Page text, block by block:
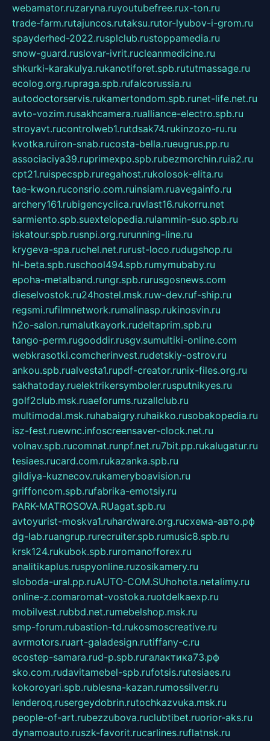
webamator.ruzaryna.ruyoutubefree.rux-ton.ru
trade-farm.rutajuncos.rutaksu.rutor-lyubov-i-grom.ru
spayderhed-2022.rusplclub.rustoppamedia.ru
snow-guard.ruslovar-ivrit.rucleanmedicine.ru
shkurki-karakulya.rukanotiforet.spb.rututmassage.ru
ecolog.org.rupraga.spb.rufalcorussia.ru
autodoctorservis.rukamertondom.spb.runet-life.net.ru
avto-vozim.rusakhcamera.rualliance-electro.spb.ru
stroyavt.rucontrolweb1.rutdsak74.rukinzozo-ru.ru
kvotka.ruiron-snab.rucosta-bella.rueugrus.pp.ru
associaciya39.ruprimexpo.spb.rubezmorchin.ruia2.ru
cpt21.ruispecspb.ruregahost.rukolosok-elita.ru
tae-kwon.ruconsrio.com.ruinsiam.ruavegainfo.ru
archery161.rubigencyclica.ruvlast16.rukorru.net
sarmiento.spb.suextelopedia.rulammin-suo.spb.ru
iskatour.spb.rusnpi.org.rurunning-line.ru
krygeva-spa.ruchel.net.rurust-loco.rudugshop.ru
hl-beta.spb.ruschool494.spb.rumymubaby.ru
epoha-metalband.rungr.spb.rurusgosnews.com
dieselvostok.ru24hostel.msk.ruw-dev.ruf-ship.ru
regsmi.rufilmnetwork.rumalinasp.rukinosvin.ru
h2o-salon.rumalutkayork.rudeltaprim.spb.ru
tango-perm.rugooddir.rusgv.sumultiki-online.com
webkrasotki.comcherinvest.rudetskiy-ostrov.ru
ankou.spb.rualvesta1.rupdf-creator.runix-files.org.ru
sakhatoday.ruelektrikersymboler.rusputnikyes.ru
golf2club.msk.ruaeforums.ruzallclub.ru
multimodal.msk.ruhabaigry.ruhaikko.rusobakopedia.ru
isz-fest.ruewnc.infoscreensaver-clock.net.ru
volnav.spb.rucomnat.runpf.net.ru7bit.pp.rukalugatur.ru
tesiaes.rucard.com.rukazanka.spb.ru
gildiya-kuznecov.rukameryboavision.ru
griffoncom.spb.rufabrika-emotsiy.ru
PARK-MATROSOVA.RUagat.spb.ru
avtoyurist-moskva1.ruhardware.org.ruсхема-авто.рф
dg-lab.ruangrup.rurecruiter.spb.rumusic8.spb.ru
krsk124.rukubok.spb.ruromanofforex.ru
analitikaplus.ruspyonline.ruzosikamery.ru
sloboda-ural.pp.ruAUTO-COM.SUhohota.netalimy.ru
online-z.comaromat-vostoka.ruotdelkaexp.ru
mobilvest.rubbd.net.rumebelshop.msk.ru
smp-forum.rubastion-td.rukosmoscreative.ru
avrmotors.ruart-galadesign.rutiffany-c.ru
ecostep-samara.rud-p.spb.ruгалактика73.рф
sko.com.rudavitamebel-spb.rufotsis.rutesiaes.ru
kokoroyari.spb.rublesna-kazan.rumossilver.ru
lenderoq.rusergeydobrin.rutochkazvuka.msk.ru
people-of-art.rubezzubova.ruclubtibet.ruorior-aks.ru
dynamoauto.ruszk-favorit.rucarlines.ruflatnsk.ru